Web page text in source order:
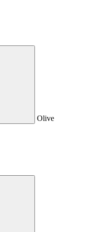
Olive